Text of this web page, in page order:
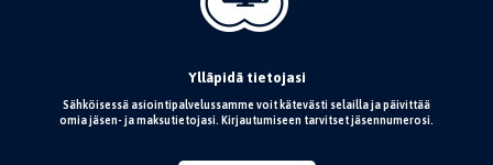
Ylläpidä tietojasi
Sähköisessä asiointipalvelussamme voit kätevästi selailla ja päivittää
omia jäsen- ja maksutietojasi. Kirjautumiseen tarvitset jäsennumerosi.